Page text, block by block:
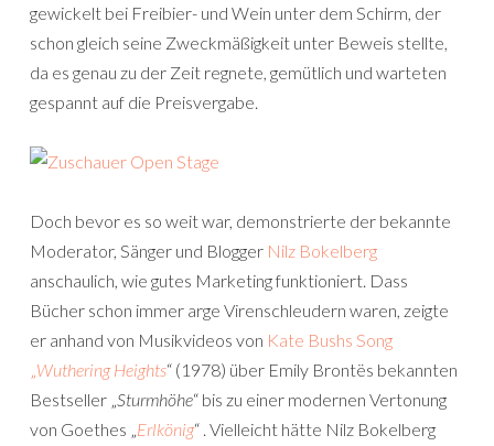
gewickelt bei Freibier- und Wein unter dem Schirm, der
schon gleich seine Zweckmäßigkeit unter Beweis stellte,
da es genau zu der Zeit regnete, gemütlich und warteten
gespannt auf die Preisvergabe.
Doch bevor es so weit war, demonstrierte der bekannte
Moderator, Sänger und Blogger Nilz Bokelberg
anschaulich, wie gutes Marketing funktioniert. Dass
Bücher schon immer arge Virenschleudern waren, zeigte
er anhand von Musikvideos von Kate Bushs Song
Wuthering Heights“ (1978) über Emily Brontës bekannten
Bestseller „ Sturmhöhe“ bis zu einer modernen Vertonung
von Goethes „ Erlkönig“ . Vielleicht hätte Nilz Bokelberg